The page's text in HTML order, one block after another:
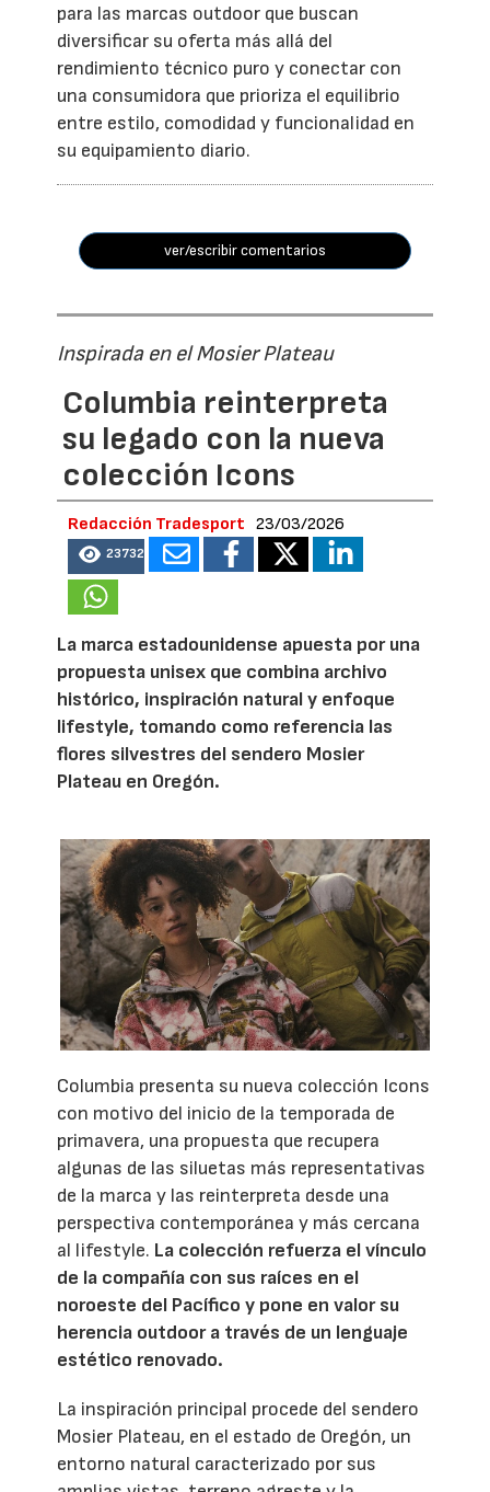
para las marcas outdoor que buscan
diversificar su oferta más allá del
rendimiento técnico puro y conectar con
una consumidora que prioriza el equilibrio
entre estilo, comodidad y funcionalidad en
su equipamiento diario.
ver/escribir comentarios
Inspirada en el Mosier Plateau
Columbia reinterpreta
su legado con la nueva
colección Icons
Redacción Tradesport 23/03/2026
23732
La marca estadounidense apuesta por una
propuesta unisex que combina archivo
histórico, inspiración natural y enfoque
lifestyle, tomando como referencia las
flores silvestres del sendero Mosier
Plateau en Oregón.
Columbia presenta su nueva colección Icons
con motivo del inicio de la temporada de
primavera, una propuesta que recupera
algunas de las siluetas más representativas
de la marca y las reinterpreta desde una
perspectiva contemporánea y más cercana
al lifestyle. La colección refuerza el vínculo
de la compañía con sus raíces en el
noroeste del Pacífico y pone en valor su
herencia outdoor a través de un lenguaje
estético renovado.
La inspiración principal procede del sendero
Mosier Plateau, en el estado de Oregón, un
entorno natural caracterizado por sus